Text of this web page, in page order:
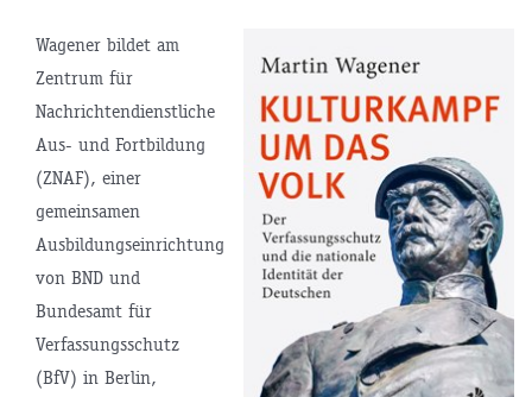
Wagener bildet am
Zentrum für
Nachrichtendienstliche
Aus- und Fortbildung
(ZNAF), einer
gemeinsamen
Ausbildungseinrichtung
von BND und
Bundesamt für
Verfassungsschutz
(BfV) in Berlin,